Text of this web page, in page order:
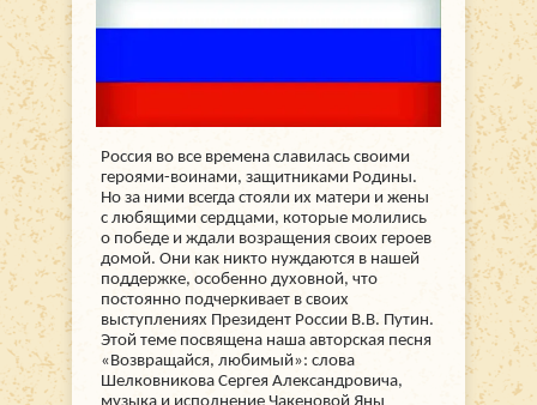
Россия во все времена славилась своими
героями-воинами, защитниками Родины.
Но за ними всегда стояли их матери и жены
с любящими сердцами, которые молились
о победе и ждали возращения своих героев
домой. Они как никто нуждаются в нашей
поддержке, особенно духовной, что
постоянно подчеркивает в своих
выступлениях Президент России В.В. Путин.
Этой теме посвящена наша авторская песня
«Возвращайся, любимый»: слова
Шелковникова Сергея Александровича,